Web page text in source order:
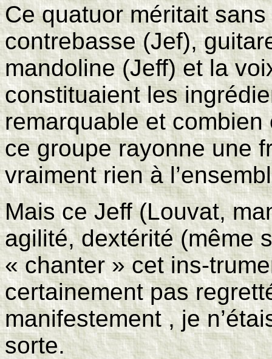
Ce quatuor méritait
contrebasse (Jef),
mandoline (Jeff) et la
constituaient les
remarquable et
ce groupe rayonne une
vraiment rien à
Mais ce Jeff (Louvat,
agilité, dextérité (même
« chanter » cet ins-
certainement pas
manifestement , je
sorte.